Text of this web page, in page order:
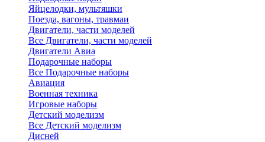
Яйцелодки, мультяшки
Поезда, вагоны, травмаи
Двигатели, части моделей
Все Двигатели, части моделей
Двигатели Авиа
Подарочные наборы
Все Подарочные наборы
Авиация
Военная техника
Игровые наборы
Детский моделизм
Все Детский моделизм
Дисней